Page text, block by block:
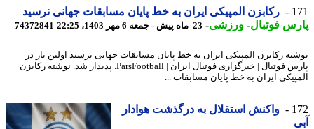
رکابزن المپیکی ایران به خط پایان مسابقات جهانی نرسید
فوتبال-ورزشی-23 ماه پیش - جمعه 6 مهر 1403، 22:25 74372841
رکابزن المپیکی ایران به خط پایان مسابقات جهانی نرسید اولین بار در
پارس فوتبال | خبرگزاری فوتبال ایران | ParsFootball. پدیدار شد. نوشته رکابزن
ایران به خط پایان مسابقات ...
واکنش استقلال به درگذشت هوادار